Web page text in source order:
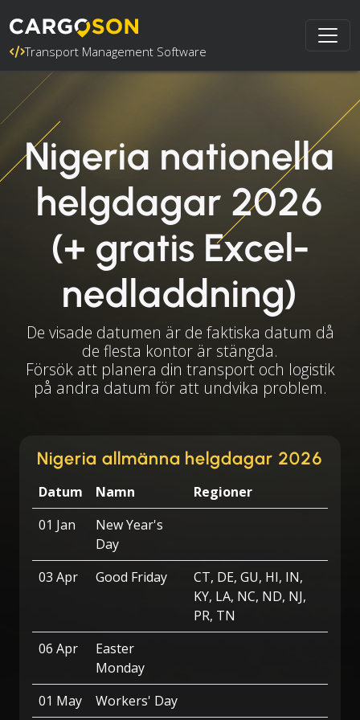
Transport Management Software
Nigeria nationella
helgdagar 2026
(+ gratis Excel-
nedladdning)
De visade datumen är de faktiska datum då
de flesta kontor är stängda.
Försök att planera din transport och logistik
på andra datum för att undvika problem.
Nigeria allmänna helgdagar 2026
Datum Namn
Regioner
01 Jan
New Year's
Day
03 Apr
Good Friday
CT, DE, GU, HI, IN,
KY, LA, NC, ND, NJ,
PR, TN
06 Apr
Easter
Monday
01 May
Workers' Day